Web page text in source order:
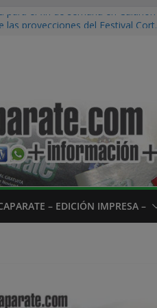
para el fin de semana en Calahorra
fin con más de 100 participantes
Tráfico recomienda planificar los
el regreso y extremar la
– EDICIÓN IMPRESA –